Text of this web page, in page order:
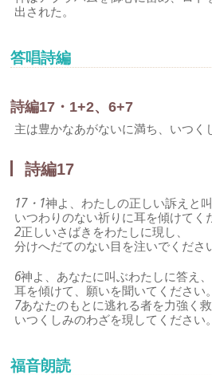
出された。
答唱詩編
詩編17・1+2、6+7
主は豊かなあがないに満ち、いつく
詩編17
17・1神よ、わたしの正しい訴えと
いつわりのない祈りに耳を傾けてく
2正しいさばきをわたしに現し、
分けへだてのない目を注いでくださ
6神よ、あなたに叫ぶわたしに答え、
耳を傾けて、願いを聞いてください。
7あなたのもとに逃れる者を力強く救
いつくしみのわざを現してください。
福音朗読